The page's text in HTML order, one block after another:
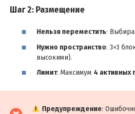
Шаг 2: Размещение
Нельзя переместить:
Нужно пространство: 3×3
высокими).
Лимит: Максимум 4 активных
Предупреждение: